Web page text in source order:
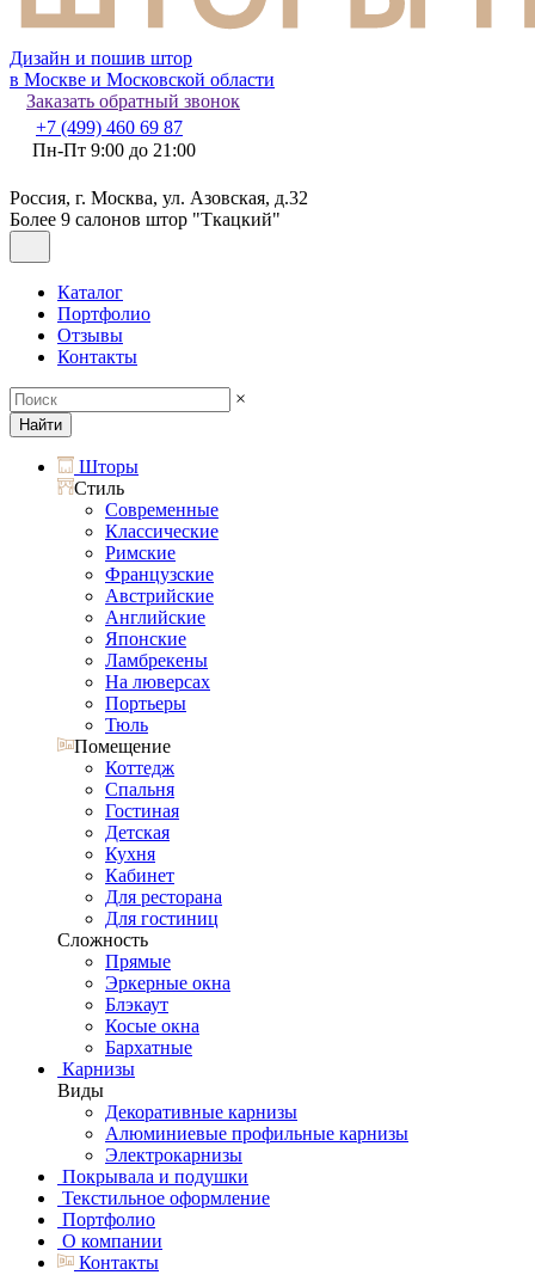
Дизайн и пошив штор
в Москве и Московской области
Заказать обратный звонок
+7 (499) 460 69 87
Пн-Пт 9:00 до 21:00
Россия, г. Москва, ул. Азовская, д.32
Более 9 салонов штор "Ткацкий"
Каталог
Портфолио
Отзывы
Контакты
×
Найти
Шторы
Стиль
Современные
Классические
Римские
Французские
Австрийские
Английские
Японские
Ламбрекены
На люверсах
Портьеры
Тюль
Помещение
Коттедж
Спальня
Гостиная
Детская
Кухня
Кабинет
Для ресторана
Для гостиниц
Сложность
Прямые
Эркерные окна
Блэкаут
Косые окна
Бархатные
Карнизы
Виды
Декоративные карнизы
Алюминиевые профильные карнизы
Электрокарнизы
Покрывала и подушки
Текстильное оформление
Портфолио
О компании
Контакты